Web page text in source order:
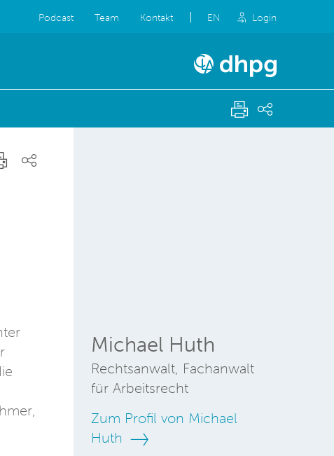
Podcast Team Kontakt EN Login
Michael Huth
Rechtsanwalt, Fachanwalt
für Arbeitsrecht
Zum Profil von Michael
Huth